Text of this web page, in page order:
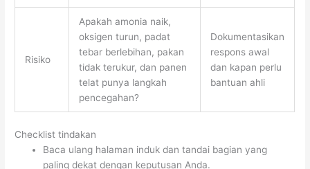
Risiko
Apakah amonia naik,
oksigen turun, padat
tebar berlebihan, pakan
tidak terukur, dan panen
telat punya langkah
pencegahan?
Dokumentasikan
respons awal
dan kapan perlu
bantuan ahli
Checklist tindakan
Baca ulang halaman induk dan tandai bagian yang
paling dekat dengan keputusan Anda.